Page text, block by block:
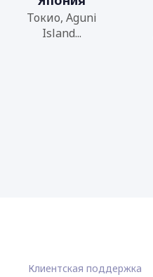
Токио, Aguni
Island...
Клиентская поддержка